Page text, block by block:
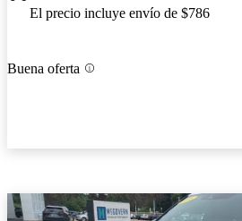
El precio incluye envío de $786
Buena oferta